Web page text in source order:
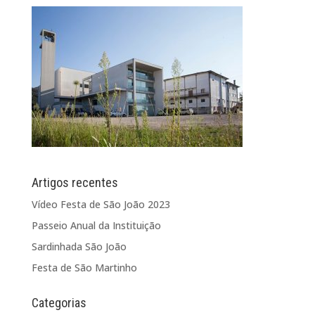
Artigos recentes
Vídeo Festa de São João 2023
Passeio Anual da Instituição
Sardinhada São João
Festa de São Martinho
Categorias